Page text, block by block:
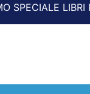
PER I 30